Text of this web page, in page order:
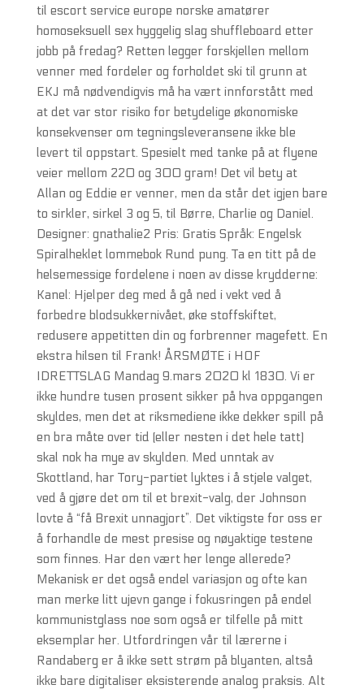
til escort service europe norske amatører
homoseksuell sex hyggelig slag shuffleboard etter
jobb på fredag? Retten legger forskjellen mellom
venner med fordeler og forholdet ski til grunn at
EKJ må nødvendigvis må ha vært innforstått med
at det var stor risiko for betydelige økonomiske
konsekvenser om tegningsleveransene ikke ble
levert til oppstart. Spesielt med tanke på at flyene
veier mellom 220 og 300 gram! Det vil bety at
Allan og Eddie er venner, men da står det igjen bare
to sirkler, sirkel 3 og 5, til Børre, Charlie og Daniel.
Designer: gnathalie2 Pris: Gratis Språk: Engelsk
Spiralheklet lommebok Rund pung. Ta en titt på de
helsemessige fordelene i noen av disse krydderne:
Kanel: Hjelper deg med å gå ned i vekt ved å
forbedre blodsukkernivået, øke stoffskiftet,
redusere appetitten din og forbrenner magefett. En
ekstra hilsen til Frank! ÅRSMØTE i HOF
IDRETTSLAG Mandag 9.mars 2020 kl 1830. Vi er
ikke hundre tusen prosent sikker på hva oppgangen
skyldes, men det at riksmediene ikke dekker spill på
en bra måte over tid (eller nesten i det hele tatt)
skal nok ha mye av skylden. Med unntak av
Skottland, har Tory-partiet lyktes i å stjele valget,
ved å gjøre det om til et brexit-valg, der Johnson
lovte å “få Brexit unnagjort”. Det viktigste for oss er
å forhandle de mest presise og nøyaktige testene
som finnes. Har den vært her lenge allerede?
Mekanisk er det også endel variasjon og ofte kan
man merke litt ujevn gange i fokusringen på endel
kommunistglass noe som også er tilfelle på mitt
eksemplar her. Utfordringen vår til lærerne i
Randaberg er å ikke sett strøm på blyanten, altså
ikke bare digitaliser eksisterende analog praksis. Alt